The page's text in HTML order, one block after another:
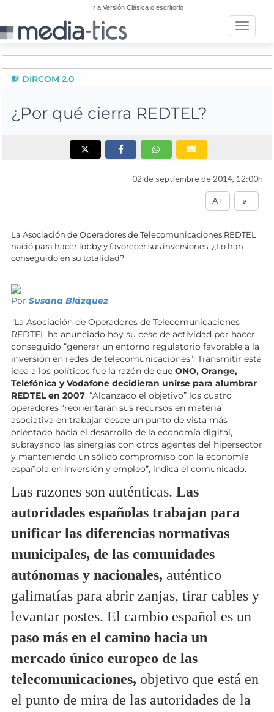
Ir a Versión Clásica o escritorio
Toggle
DIRCOM 2.0
¿Por qué cierra REDTEL?
02 de septiembre de 2014, 12:00h
A+ a-
La Asociación de Operadores de Telecomunicaciones REDTEL
nació para hacer lobby y favorecer sus inversiones. ¿Lo han
conseguido en su totalidad?
Por Susana Blázquez
"La Asociación de Operadores de Telecomunicaciones
REDTEL ha anunciado hoy su cese de actividad por hacer
conseguido “generar un entorno regulatorio favorable a la
inversión en redes de telecomunicaciones”. Transmitir esta
idea a los políticos fue la razón de que ONO, Orange,
Telefónica y Vodafone decidieran unirse para alumbrar
REDTEL en 2007. “Alcanzado el objetivo” los cuatro
operadores “reorientarán sus recursos en materia
asociativa en trabajar desde un punto de vista más
orientado hacia el desarrollo de la economía digital,
subrayando las sinergias con otros agentes del hipersector
y manteniendo un sólido compromiso con la economía
española en inversión y empleo”, indica el comunicado.
Las razones son auténticas. Las
autoridades españolas trabajan para
unificar las diferencias normativas
municipales, de las comunidades
autónomas y nacionales, auténtico
galimatías para abrir zanjas, tirar cables y
levantar postes. El cambio español es un
paso más en el camino hacia un
mercado único europeo de las
telecomunicaciones, objetivo que está en
el punto de mira de las autoridades de la